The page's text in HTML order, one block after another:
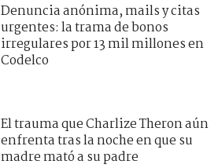
Denuncia anónima, mails y citas
urgentes: la trama de bonos
irregulares por 13 mil millones en
Codelco
El trauma que Charlize Theron aún
enfrenta tras la noche en que su
madre mató a su padre